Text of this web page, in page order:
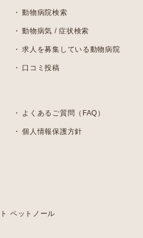
動物病院検索
動物病気 / 症状検索
求人を募集している動物病院
口コミ投稿
よくあるご質問（FAQ）
個人情報保護方針
ペットノール